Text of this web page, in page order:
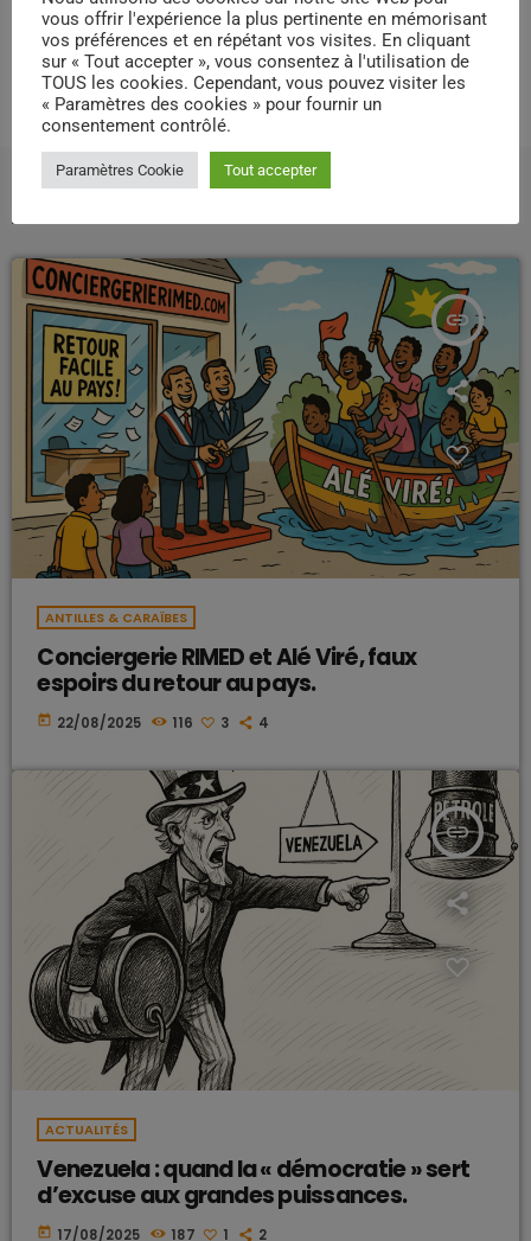
RATE IT
insert_link
ANTILLES & CARAÏBES
Conciergerie RIMED et Alé Viré, faux
espoirs du retour au pays.
today 22/08/2025 116 3 4
insert_link
ACTUALITÉS
Venezuela : quand la « démocratie » sert
d’excuse aux grandes puissances.
today 17/08/2025 187 1 2
vous offrir l'expérience la plus pertinente en mémorisant
vos préférences et en répétant vos visites. En cliquant
sur « Tout accepter », vous consentez à l'utilisation de
TOUS les cookies. Cependant, vous pouvez visiter les
« Paramètres des cookies » pour fournir un
consentement contrôlé.
Paramètres Cookie Tout accepter